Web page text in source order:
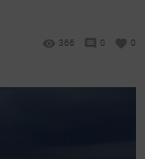
366 0 0